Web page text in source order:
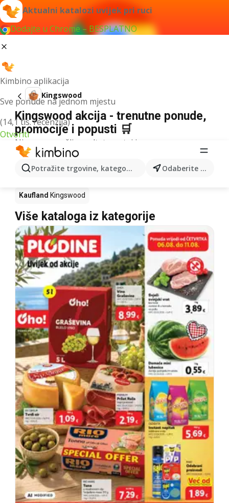
Aktualni katalozi uvijek pri ruci
Dodajte u Chrome – BESPLATNO
Kimbino aplikacija
Sve ponude na jednom mjestu
(14,1 tis. recenzija)
Otvoriti
Potražite trgovine, kategorije, proizvode... Odaberite grad
Kingswood
Kingswood akcija - trenutne ponude,
promocije i popusti 🛒
Nismo pronašli rezultate za taj izraz.
Kingswood u akciji - Gdje kupiti?
Konzum Kingswood Lidl Kingswood
Kaufland Kingswood
Više kataloga iz kategorije